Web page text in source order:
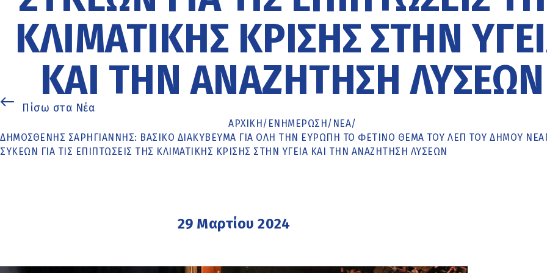
ΚΛΙΜΑΤΙΚΉΣ ΚΡΊΣΗΣ ΣΤΗΝ
ΚΑΙ ΤΗΝ ΑΝΑΖΉΤΗΣΗ ΛΎΣΕΩΝ
Πίσω στα Νέα
ΑΡΧΙΚΉ/ ΕΝΗΜΈΡΩΣΗ/ ΝΕΑ/
ΔΗΜΟΣΘΈΝΗΣ ΣΑΡΗΓΙΆΝΝΗΣ: ΒΑΣΙΚΌ ΔΙΑΚΎΒΕΥΜΑ ΓΙΑ ΌΛΗ ΤΗΝ ΕΥΡΏΠΗ ΤΟ ΦΕΤΙΝΌ ΘΈΜΑ ΤΟΥ ΛΕΠ ΤΟΥ ΔΉΜΟΥ
ΣΥΚΕΏΝ ΓΙΑ ΤΙΣ ΕΠΙΠΤΏΣΕΙΣ ΤΗΣ ΚΛΙΜΑΤΙΚΉΣ ΚΡΊΣΗΣ ΣΤΗΝ ΥΓΕΊΑ ΚΑΙ ΤΗΝ ΑΝΑΖΉΤΗΣΗ ΛΎΣΕΩΝ
29 Μαρτίου 2024